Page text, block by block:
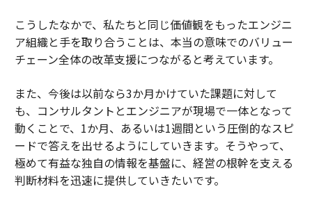
こうしたなかで、私たちと同じ価値観をもったエンジニ
ア組織と手を取り合うことは、本当の意味でのバリュー
チェーン全体の改革支援につながると考えています。
また、今後は以前なら3か月かけていた課題に対して
も、コンサルタントとエンジニアが現場で一体となって
動くことで、1か月、あるいは1週間という圧倒的なスピ
ードで答えを出せるようにしていきます。そうやって、
極めて有益な独自の情報を基盤に、経営の根幹を支える
判断材料を迅速に提供していきたいです。